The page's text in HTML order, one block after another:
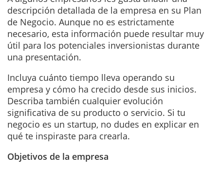
descripción detallada de la empresa en su Plan
de Negocio. Aunque no es estrictamente
necesario, esta información puede resultar muy
útil para los potenciales inversionistas durante
una presentación.
Incluya cuánto tiempo lleva operando su
empresa y cómo ha crecido desde sus inicios.
Describa también cualquier evolución
significativa de su producto o servicio. Si tu
negocio es un startup, no dudes en explicar en
qué te inspiraste para crearla.
Objetivos de la empresa